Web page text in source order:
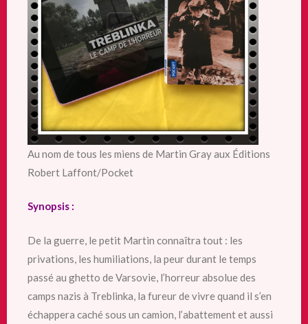
Au nom de tous les miens de Martin Gray aux Éditions
Robert Laffont/Pocket
Synopsis :
De la guerre, le petit Martin connaîtra tout : les
privations, les humiliations, la peur durant le temps
passé au ghetto de Varsovie, l’horreur absolue des
camps nazis à Treblinka, la fureur de vivre quand il s’en
échappera caché sous un camion, l’abattement et aussi